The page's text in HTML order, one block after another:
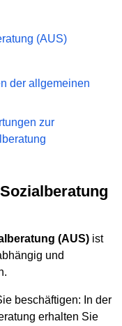
(AUS)
der allgemeinen
zur
(AUS) ist
und
beschäftigen: In der
erhalten Sie